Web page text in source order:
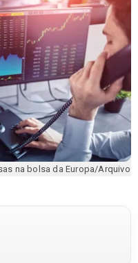
na bolsa da Europa/Arquivo